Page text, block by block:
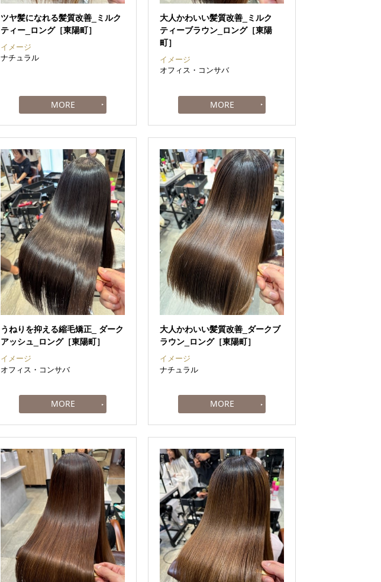
ツヤ髪になれる髪質改善_ミルク
ティー_ロング［東陽町］
イメージ
ナチュラル
大人かわいい髪質改善_ミルク
ティーブラウン_ロング［東陽
町］
イメージ
オフィス・コンサバ
うねりを抑える縮毛矯正_ ダーク
アッシュ_ロング［東陽町］
イメージ
オフィス・コンサバ
大人かわいい髪質改善_ダークブ
ラウン_ロング［東陽町］
イメージ
ナチュラル